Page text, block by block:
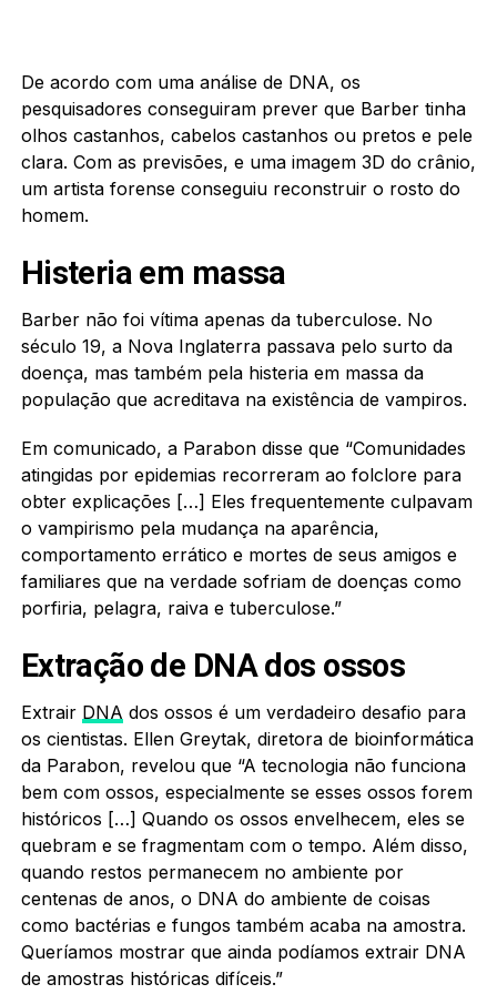
De acordo com uma análise de DNA, os
pesquisadores conseguiram prever que Barber tinha
olhos castanhos, cabelos castanhos ou pretos e pele
clara. Com as previsões, e uma imagem 3D do crânio,
um artista forense conseguiu reconstruir o rosto do
homem.
Histeria em massa
Barber não foi vítima apenas da tuberculose. No
século 19, a Nova Inglaterra passava pelo surto da
doença, mas também pela histeria em massa da
população que acreditava na existência de vampiros.
Em comunicado, a Parabon disse que “Comunidades
atingidas por epidemias recorreram ao folclore para
obter explicações […] Eles frequentemente culpavam
o vampirismo pela mudança na aparência,
comportamento errático e mortes de seus amigos e
familiares que na verdade sofriam de doenças como
porfiria, pelagra, raiva e tuberculose.”
Extração de DNA dos ossos
Extrair DNA dos ossos é um verdadeiro desafio para
os cientistas. Ellen Greytak, diretora de bioinformática
da Parabon, revelou que “A tecnologia não funciona
bem com ossos, especialmente se esses ossos forem
históricos […] Quando os ossos envelhecem, eles se
quebram e se fragmentam com o tempo. Além disso,
quando restos permanecem no ambiente por
centenas de anos, o DNA do ambiente de coisas
como bactérias e fungos também acaba na amostra.
Queríamos mostrar que ainda podíamos extrair DNA
de amostras históricas difíceis.”